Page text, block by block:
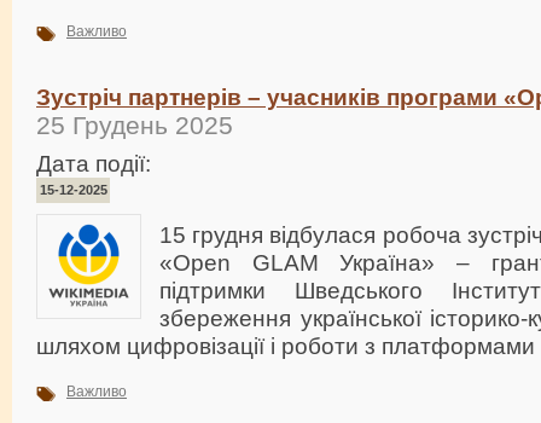
Важливо
Зустріч партнерів – учасників програми
25 Грудень 2025
Дата події:
15-12-2025
15 грудня відбулася робоча
«Open GLAM Україна» –
підтримки Шведського
збереження української
шляхом цифровізації і роботи з
Важливо